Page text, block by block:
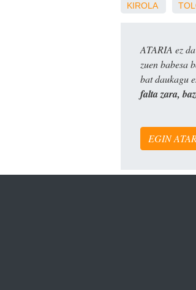
KIROLA
ATARIA ez
zuen babesa
bat daukagu
falta zara,
EGIN